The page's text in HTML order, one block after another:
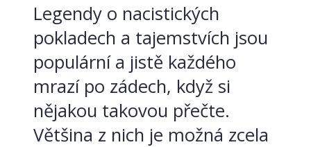
Legendy o nacistických
pokladech a tajemstvích jsou
populární a jistě každého
mrazí po zádech, když si
nějakou takovou přečte.
Většina z nich je možná zcela